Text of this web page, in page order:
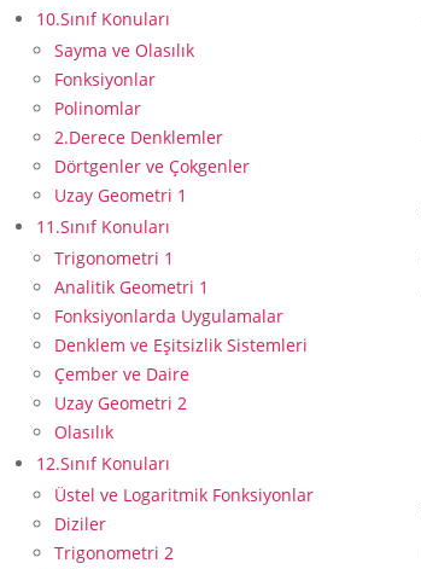
10.Sınıf Konuları
Sayma ve Olasılık
Fonksiyonlar
Polinomlar
2.Derece Denklemler
Dörtgenler ve Çokgenler
Uzay Geometri 1
11.Sınıf Konuları
Trigonometri 1
Analitik Geometri 1
Fonksiyonlarda Uygulamalar
Denklem ve Eşitsizlik Sistemleri
Çember ve Daire
Uzay Geometri 2
Olasılık
12.Sınıf Konuları
Üstel ve Logaritmik Fonksiyonlar
Diziler
Trigonometri 2